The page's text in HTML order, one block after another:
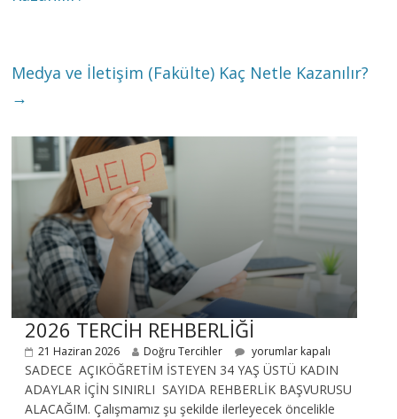
Medya ve İletişim (Fakülte) Kaç Netle Kazanılır?
→
2026 TERCİH REHBERLİĞİ
21 Haziran 2026 Doğru Tercihler yorumlar kapalı
SADECE AÇIKÖĞRETİM İSTEYEN 34 YAŞ ÜSTÜ KADIN
ADAYLAR İÇİN SINIRLI SAYIDA REHBERLİK BAŞVURUSU
ALACAĞIM. Çalışmamız şu şekilde ilerleyecek öncelikle